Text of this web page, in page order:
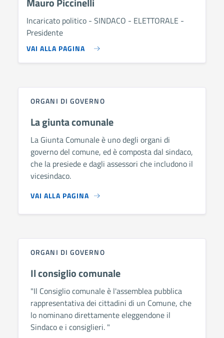
Incaricato politico - SINDACO - ELETTORALE -
Presidente
VAI ALLA PAGINA
ORGANI DI GOVERNO
La giunta comunale
La Giunta Comunale è uno degli organi di
governo del comune, ed è composta dal sindaco,
che la presiede e dagli assessori che includono il
vicesindaco.
VAI ALLA PAGINA
ORGANI DI GOVERNO
Il consiglio comunale
"Il Consiglio comunale è l'assemblea pubblica
rappresentativa dei cittadini di un Comune, che
lo nominano direttamente eleggendone il
Sindaco e i consiglieri. "